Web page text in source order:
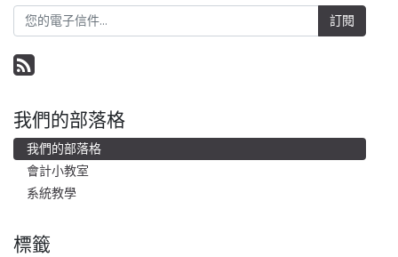
訂閱
我們的部落格
我們的部落格
會計小教室
系統教學
標籤